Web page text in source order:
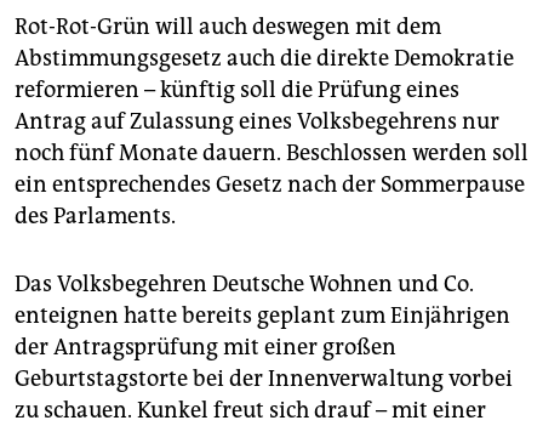
Rot-Rot-Grün will auch deswegen mit dem
Abstimmungsgesetz auch die direkte Demokratie
reformieren – künftig soll die Prüfung eines
Antrag auf Zulassung eines Volksbegehrens nur
noch fünf Monate dauern. Beschlossen werden soll
ein entsprechendes Gesetz nach der Sommerpause
des Parlaments.
Das Volksbegehren Deutsche Wohnen und Co.
enteignen hatte bereits geplant zum Einjährigen
der Antragsprüfung mit einer großen
Geburtstagstorte bei der Innenverwaltung vorbei
zu schauen. Kunkel freut sich drauf – mit einer